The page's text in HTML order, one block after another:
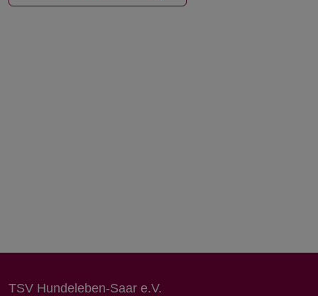
TSV Hundeleben-Saar e.V.